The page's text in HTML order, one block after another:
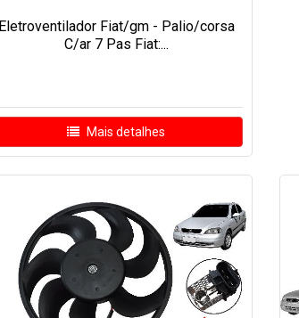
Eletroventilador Fiat/gm - Palio/corsa
C/ar 7 Pas Fiat:...
Mais detalhes